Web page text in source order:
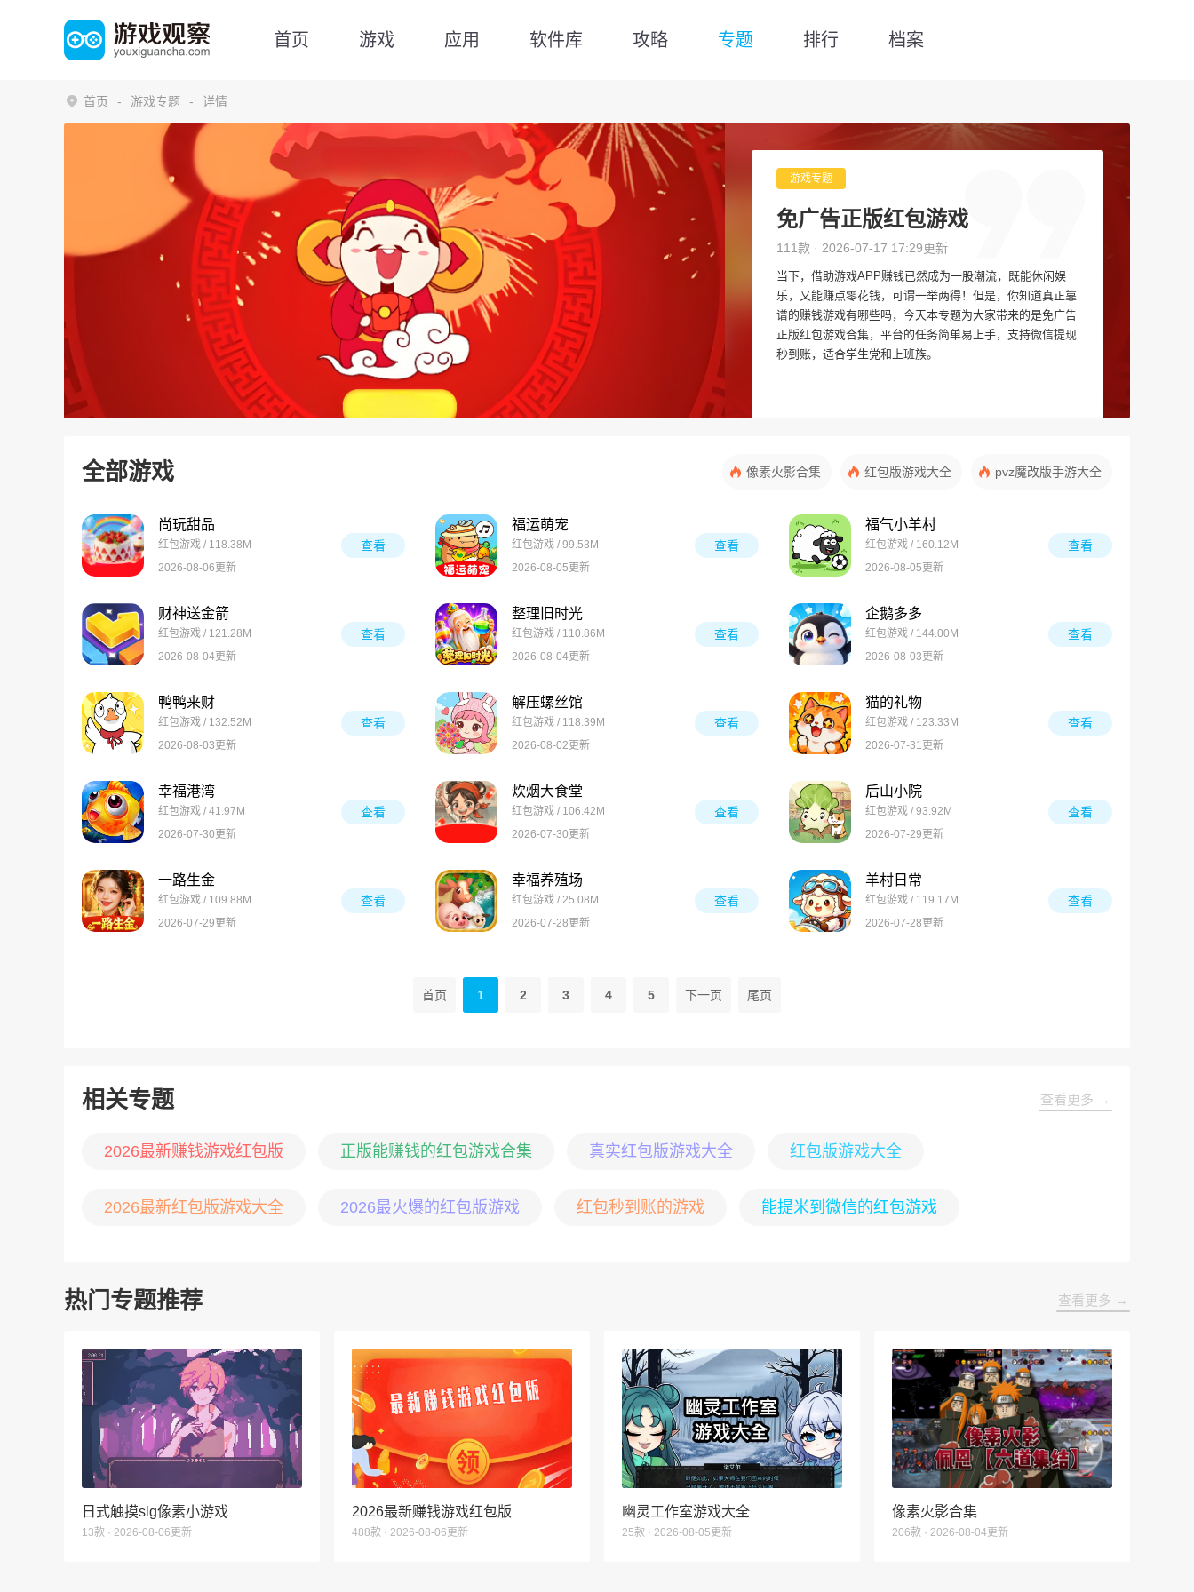
首页 游戏 应用 软件库 攻略 专题 排行 档案
首页 游戏专题 详情
游戏专题
免广告正版红包游戏
111款 · 2026-07-17 17:29更新
当下，借助游戏APP赚钱已然成为一股潮流，既能休闲娱
乐，又能赚点零花钱，可谓一举两得！但是，你知道真正靠
谱的赚钱游戏有哪些吗，今天本专题为大家带来的是免广告
正版红包游戏合集，平台的任务简单易上手，支持微信提现
秒到账，适合学生党和上班族。
全部游戏 像素火影合集 红包版游戏大全 pvz魔改版手游大全
尚玩甜品
红包游戏 / 118.38M
2026-08-06更新
查看
福运萌宠
红包游戏 / 99.53M
2026-08-05更新
查看
福气小羊村
红包游戏 / 160.12M
2026-08-05更新
查看
财神送金箭
红包游戏 / 121.28M
2026-08-04更新
查看
整理旧时光
红包游戏 / 110.86M
2026-08-04更新
查看
企鹅多多
红包游戏 / 144.00M
2026-08-03更新
查看
鸭鸭来财
红包游戏 / 132.52M
2026-08-03更新
查看
解压螺丝馆
红包游戏 / 118.39M
2026-08-02更新
查看
猫的礼物
红包游戏 / 123.33M
2026-07-31更新
查看
幸福港湾
红包游戏 / 41.97M
2026-07-30更新
查看
炊烟大食堂
红包游戏 / 106.42M
2026-07-30更新
查看
后山小院
红包游戏 / 93.92M
2026-07-29更新
查看
一路生金
红包游戏 / 109.88M
2026-07-29更新
查看
幸福养殖场
红包游戏 / 25.08M
2026-07-28更新
查看
羊村日常
红包游戏 / 119.17M
2026-07-28更新
查看
首页 1 2 3 4 5 下一页 尾页
相关专题 查看更多 →
2026最新赚钱游戏红包版 正版能赚钱的红包游戏合集 真实红包版游戏大全 红包版游戏大全
2026最新红包版游戏大全 2026最火爆的红包版游戏 红包秒到账的游戏 能提米到微信的红包游戏
热门专题推荐 查看更多 →
日式触摸slg像素小游戏
13款 · 2026-08-06更新
2026最新赚钱游戏红包版
488款 · 2026-08-06更新
幽灵工作室游戏大全
25款 · 2026-08-05更新
像素火影合集
206款 · 2026-08-04更新